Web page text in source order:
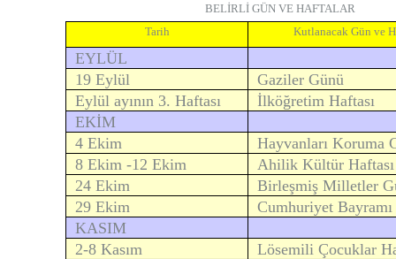
BELİRLİ GÜN VE HAFTALAR
Tarih
Kutlanacak Gün ve
EYLÜL
19 Eylül
Gaziler Günü
Eylül ayının 3. Haftası
İlköğretim Haftası
EKİM
4 Ekim
Hayvanları Koruma
8 Ekim -12 Ekim
Ahilik Kültür Haftası
24 Ekim
Birleşmiş Milletler
29 Ekim
Cumhuriyet Bayramı
KASIM
2-8 Kasım
Lösemili Çocuklar